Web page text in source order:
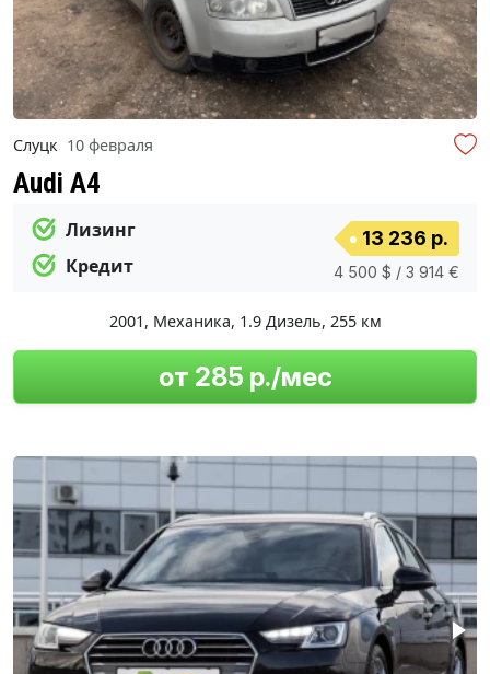
Слуцк 10 февраля
Audi A4
Лизинг
Кредит
13 236 р.
4 500 $ / 3 914 €
2001, Механика, 1.9 Дизель, 255 км
от 285 р./мес